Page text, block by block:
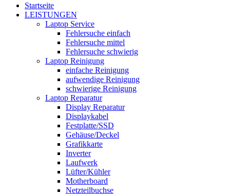
Startseite
LEISTUNGEN
Laptop Service
Fehlersuche einfach
Fehlersuche mittel
Fehlersuche schwierig
Laptop Reinigung
einfache Reinigung
aufwendige Reinigung
schwierige Reinigung
Laptop Reparatur
Display Reparatur
Displaykabel
Festplatte/SSD
Gehäuse/Deckel
Grafikkarte
Inverter
Laufwerk
Lüfter/Kühler
Motherboard
Netzteilbuchse